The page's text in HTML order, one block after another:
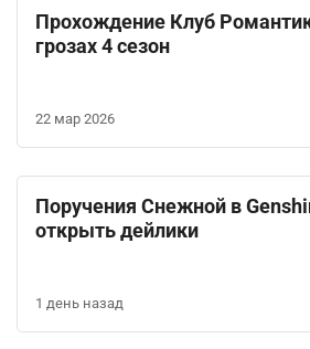
Прохождение Клуб
грозах 4 сезон
22 мар 2026
Поручения Снежной в
открыть дейлики
1 день назад